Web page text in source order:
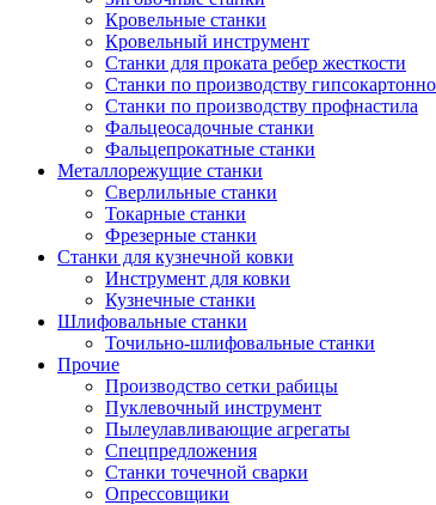
Кровельные станки
Кровельный инструмент
Станки для проката ребер жесткости
Станки по производству
Станки по производству профнастила
Фальцеосадочные станки
Фальцепрокатные станки
Металлорежущие станки
Сверлильные станки
Токарные станки
Фрезерные станки
Станки для кузнечной ковки
Инструмент для ковки
Кузнечные станки
Шлифовальные станки
Точильно-шлифовальные станки
Прочие
Производство сетки рабицы
Пуклевочный инструмент
Пылеулавливающие агрегаты
Спецпредложения
Станки точечной сварки
Опрессовщики